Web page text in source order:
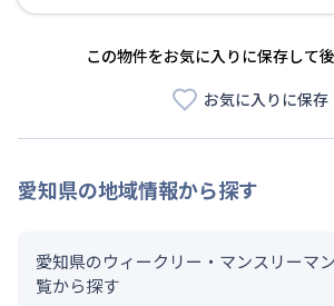
この物件をお気に入りに保存して
お気に入りに保存
愛知県の地域情報から探す
愛知県のウィークリー・マンスリーマ
覧から探す